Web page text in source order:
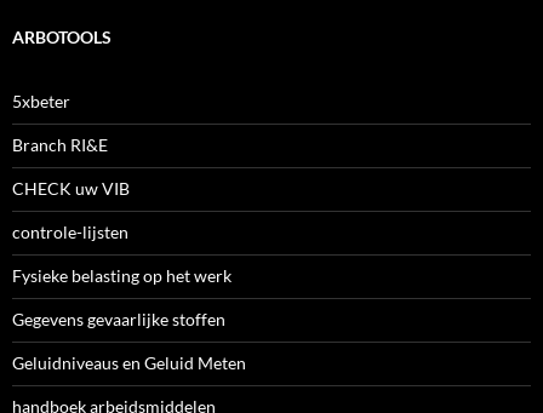
ARBOTOOLS
5xbeter
Branch RI&E
CHECK uw VIB
controle-lijsten
Fysieke belasting op het werk
Gegevens gevaarlijke stoffen
Geluidniveaus en Geluid Meten
handboek arbeidsmiddelen